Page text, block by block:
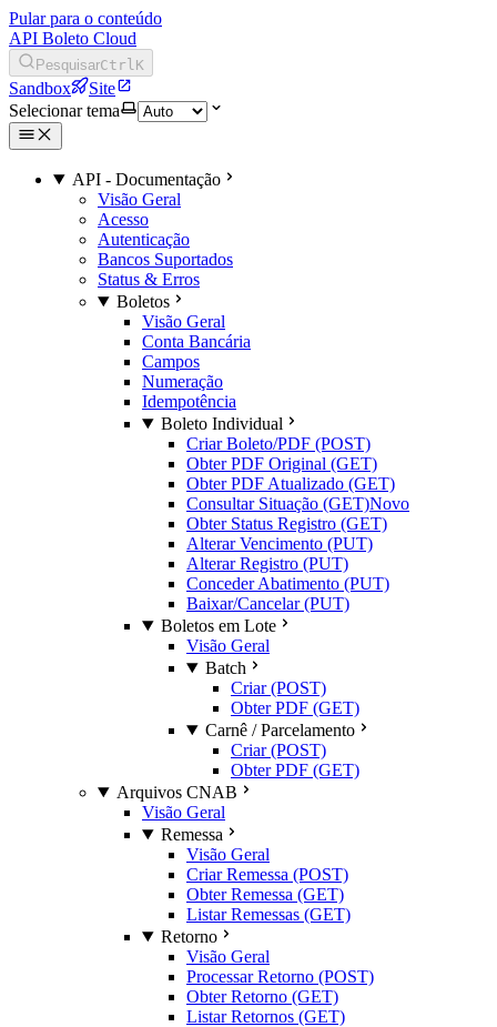
Pular para o conteúdo
API Boleto Cloud
PesquisarCtrlK
Sandbox
Site
Selecionar tema
API - Documentação
Visão Geral
Acesso
Autenticação
Bancos Suportados
Status & Erros
Boletos
Visão Geral
Conta Bancária
Campos
Numeração
Idempotência
Boleto Individual
Criar Boleto/PDF (POST)
Obter PDF Original (GET)
Obter PDF Atualizado (GET)
Consultar Situação (GET)Novo
Obter Status Registro (GET)
Alterar Vencimento (PUT)
Alterar Registro (PUT)
Conceder Abatimento (PUT)
Baixar/Cancelar (PUT)
Boletos em Lote
Visão Geral
Batch
Criar (POST)
Obter PDF (GET)
Carnê / Parcelamento
Criar (POST)
Obter PDF (GET)
Arquivos CNAB
Visão Geral
Remessa
Visão Geral
Criar Remessa (POST)
Obter Remessa (GET)
Listar Remessas (GET)
Retorno
Visão Geral
Processar Retorno (POST)
Obter Retorno (GET)
Listar Retornos (GET)